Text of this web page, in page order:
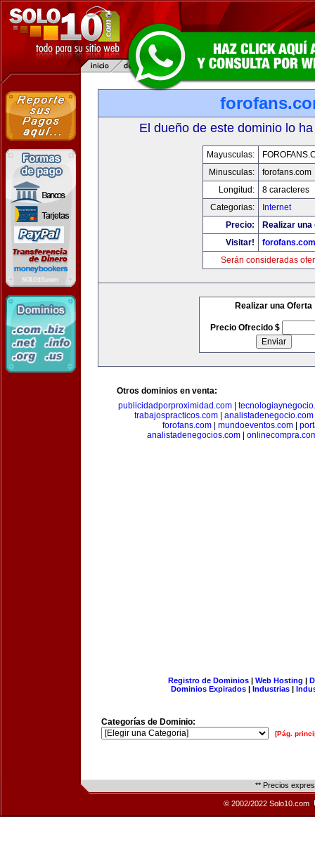
El dueño de este dominio lo
Mayusculas:
Minusculas:
forofans.com
Longitud:
8 caracteres
Categorias:
Internet
Precio:
Realizar
Visitar!
forofans.com
Serán consideradas
Realizar una Oferta
Precio Ofrecido $
Otros dominios en venta:
publicidadporproximidad.com|
trabajospracticos.com| analistadenegocio.com
forofans.com
mundoeventos.com
analistadenegocios.com
Registro de Dominios| Web Hosting |
Dominios Expirados | Industrias |
Categorías de Dominio:
[Pág.
** Precios
© 2002/2022 Solo10.com